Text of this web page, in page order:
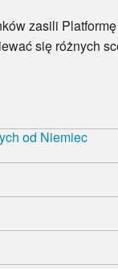
zasili
się różnych
od Niemiec